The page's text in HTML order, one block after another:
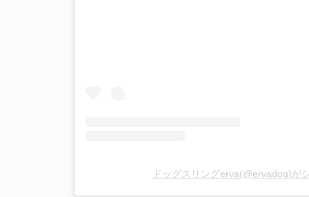
ドッグスリングerva(@ervadog)が